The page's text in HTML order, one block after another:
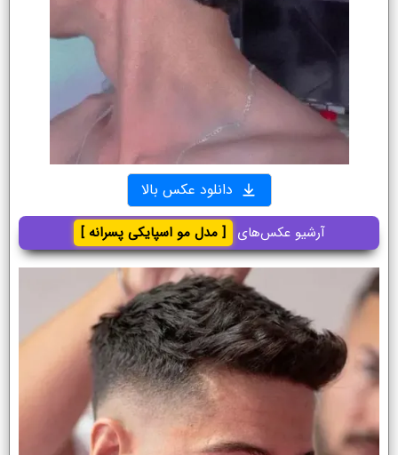
دانلود عکس بالا
آرشیو عکس‌های [ مدل مو اسپایکی پسرانه ]